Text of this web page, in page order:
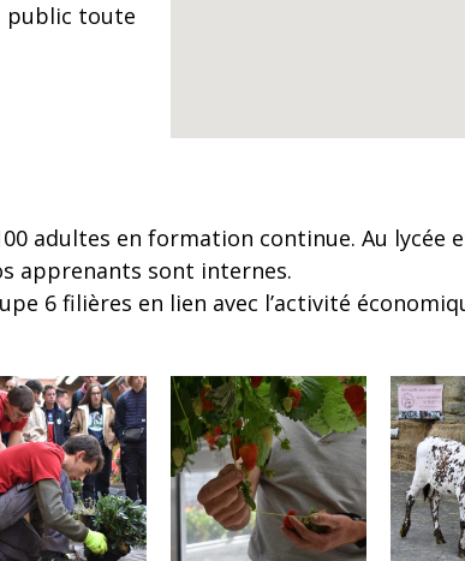
public toute
adultes en formation continue. Au lycée
apprenants sont internes.
6 filières en lien avec l’activité